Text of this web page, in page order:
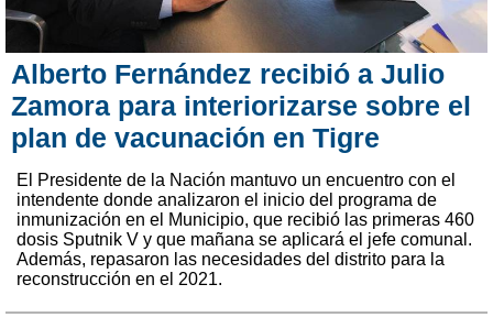
Alberto Fernández recibió a Julio
Zamora para interiorizarse sobre el
plan de vacunación en Tigre
El Presidente de la Nación mantuvo un encuentro con el
intendente donde analizaron el inicio del programa de
inmunización en el Municipio, que recibió las primeras 460
dosis Sputnik V y que mañana se aplicará el jefe comunal.
Además, repasaron las necesidades del distrito para la
reconstrucción en el 2021.